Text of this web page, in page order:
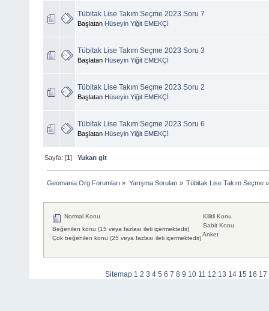
Tübitak Lise Takım Seçme 2023 Soru 7
Başlatan Hüseyin Yiğit EMEKÇİ
Tübitak Lise Takım Seçme 2023 Soru 3
Başlatan Hüseyin Yiğit EMEKÇİ
Tübitak Lise Takım Seçme 2023 Soru 2
Başlatan Hüseyin Yiğit EMEKÇİ
Tübitak Lise Takım Seçme 2023 Soru 6
Başlatan Hüseyin Yiğit EMEKÇİ
Sayfa: [1]Yukarı git
Geomania.Org Forumları » Yarışma Soruları » Tübitak Lise Takım Seçme»
Normal Konu
Beğenilen konu (15 veya fazlası ileti içermektedir)
Çok beğenilen konu (25 veya fazlası ileti içermektedir)
Kilitli Konu
Sabit Konu
Anket
Sitemap 1 2 3 4 5 6 7 8 9 10 11 12 13 14 15 16 17